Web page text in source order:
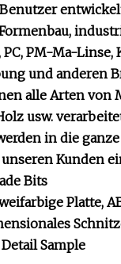
PM-Ma-Linse,
und anderen
alle Arten von
usw.
in die
Kunden
Bits
Platte,
Sample